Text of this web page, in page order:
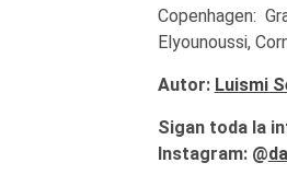
Copenhagen:
Elyounoussi,
Autor: Luismi
Sigan toda la
Instagram: @